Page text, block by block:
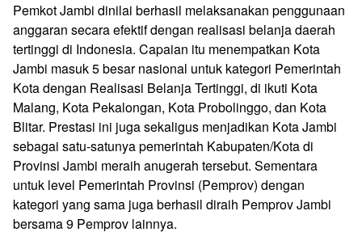
Pemkot Jambi dinilai berhasil melaksanakan penggunaan
anggaran secara efektif dengan realisasi belanja daerah
tertinggi di Indonesia. Capaian itu menempatkan Kota
Jambi masuk 5 besar nasional untuk kategori Pemerintah
Kota dengan Realisasi Belanja Tertinggi, di ikuti Kota
Malang, Kota Pekalongan, Kota Probolinggo, dan Kota
Blitar. Prestasi ini juga sekaligus menjadikan Kota Jambi
sebagai satu-satunya pemerintah Kabupaten/Kota di
Provinsi Jambi meraih anugerah tersebut. Sementara
untuk level Pemerintah Provinsi (Pemprov) dengan
kategori yang sama juga berhasil diraih Pemprov Jambi
bersama 9 Pemprov lainnya.